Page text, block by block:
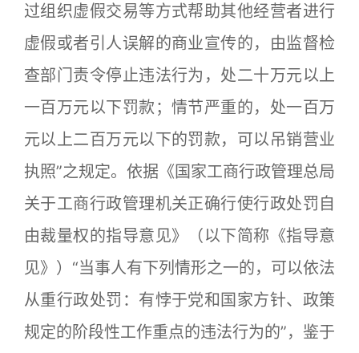
过组织虚假交易等方式帮助其他经营者进行
虚假或者引人误解的商业宣传的，由监督检
查部门责令停止违法行为，处二十万元以上
一百万元以下罚款；情节严重的，处一百万
元以上二百万元以下的罚款，可以吊销营业
执照”之规定。依据《国家工商行政管理总局
关于工商行政管理机关正确行使行政处罚自
由裁量权的指导意见》（以下简称《指导意
见》）“当事人有下列情形之一的，可以依法
从重行政处罚：有悖于党和国家方针、政策
规定的阶段性工作重点的违法行为的”，鉴于